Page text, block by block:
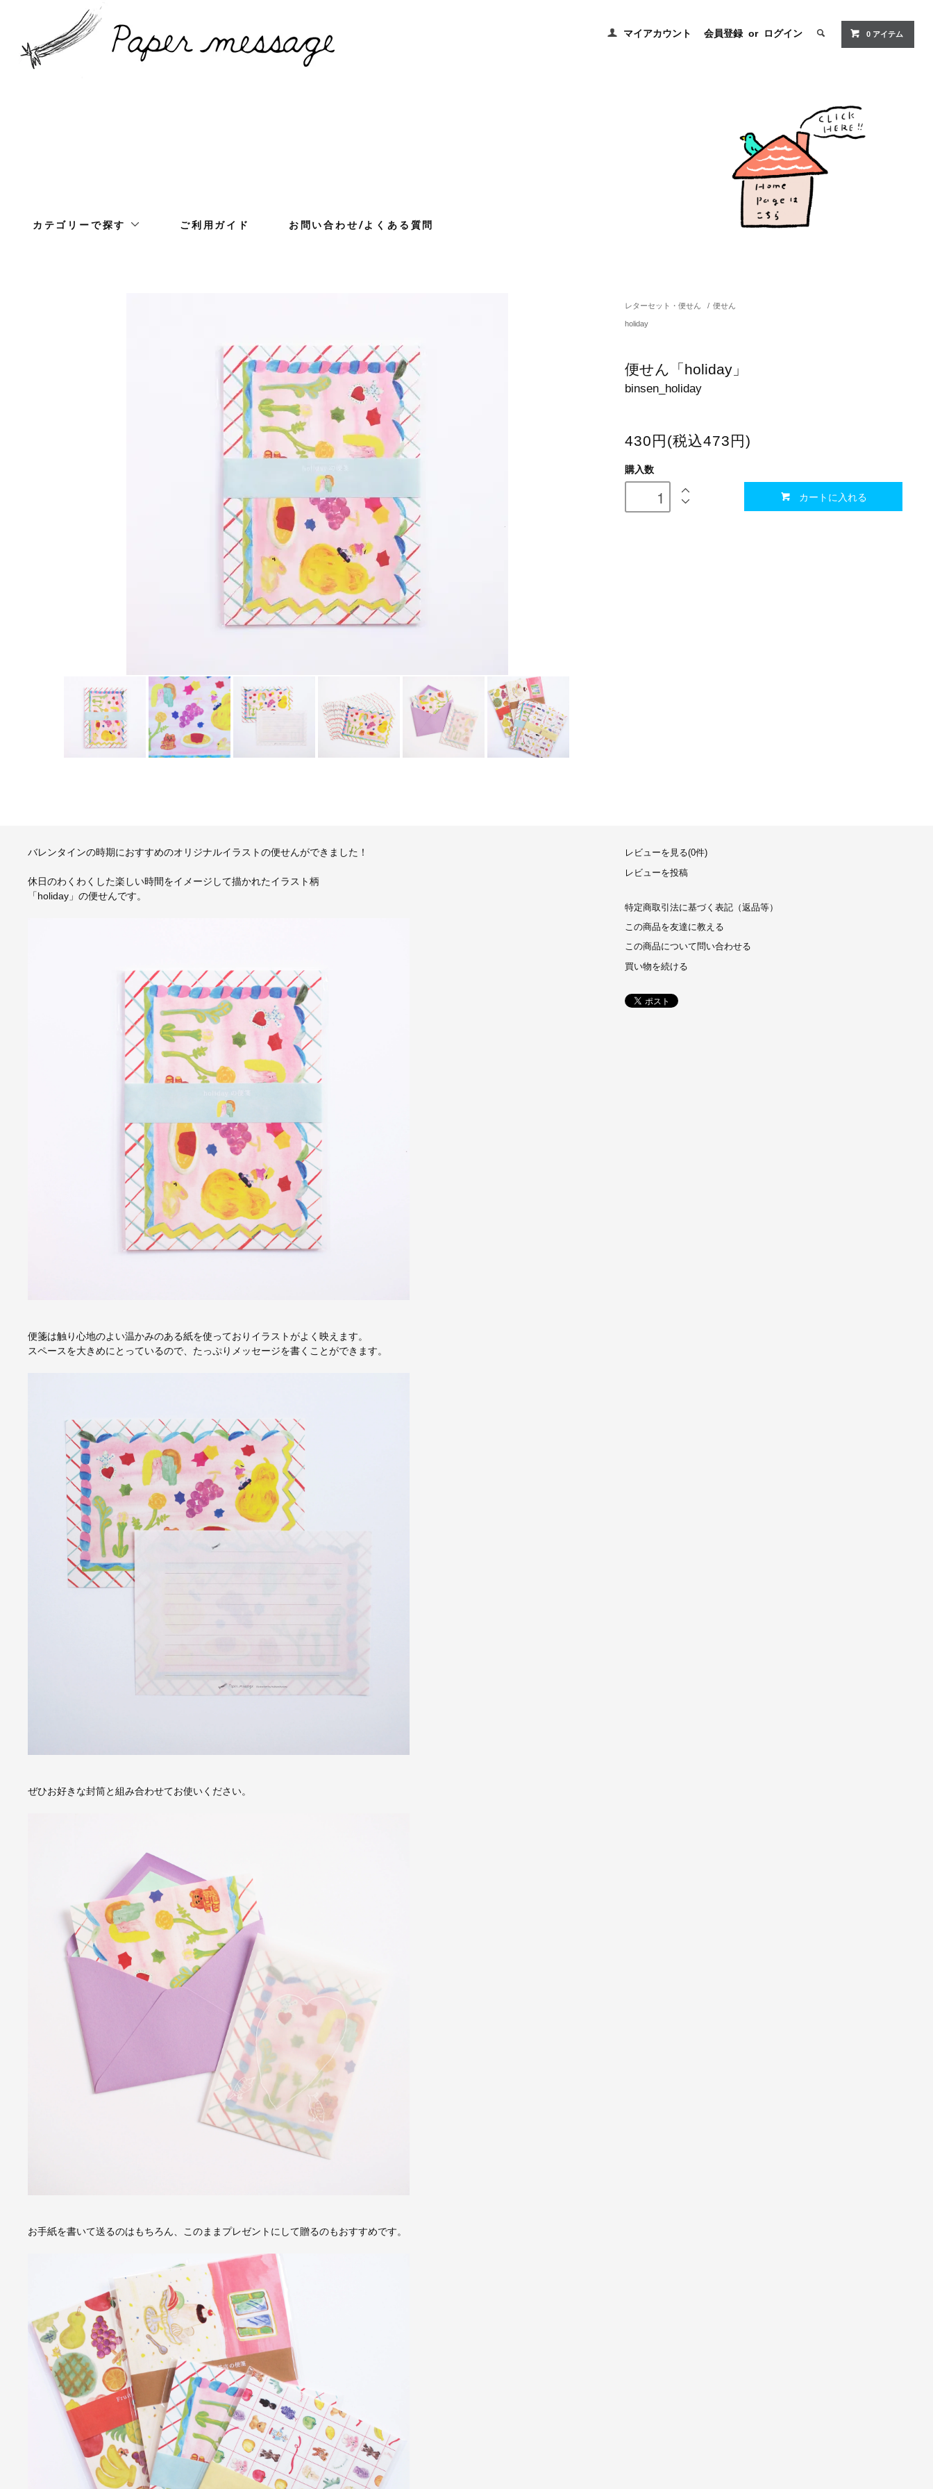
マイアカウント 会員登録 or ログイン 0 アイテム
カテゴリーで探す ご利用ガイド お問い合わせ/よくある質問
レターセット・便せん / 便せん
holiday
便せん「holiday」
binsen_holiday
430円(税込473円)
購入数
カートに入れる
バレンタインの時期におすすめのオリジナルイラストの便せんができました！
休日のわくわくした楽しい時間をイメージして描かれたイラスト柄
「holiday」の便せんです。
便箋は触り心地のよい温かみのある紙を使っておりイラストがよく映えます。
スペースを大きめにとっているので、たっぷりメッセージを書くことができます。
ぜひお好きな封筒と組み合わせてお使いください。
お手紙を書いて送るのはもちろん、このままプレゼントにして贈るのもおすすめです。
レビューを見る(0件)
レビューを投稿
特定商取引法に基づく表記（返品等）
この商品を友達に教える
この商品について問い合わせる
買い物を続ける